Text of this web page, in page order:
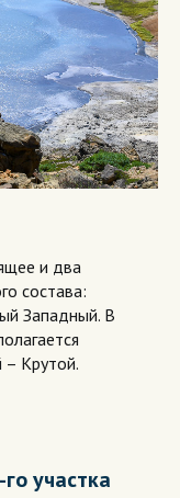
и два
состава:
Западный. В
Крутой.
участка